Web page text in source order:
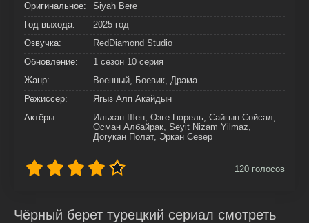
Оригинальное:
Siyah Bere
Год выхода:
2025 год
Озвучка:
RedDiamond Studio
Обновление:
1 сезон 10 серия
Жанр:
Военный, Боевик, Драма
Режиссер:
Ягыз Алп Акайдын
Актёры:
Ильхан Шен, Озге Гюрель, Сайгын Сойсал,
Осман Албайрак, Seyit Nizam Yilmaz,
Догукан Полат, Эркан Север
120 голосов
Чёрный берет турецкий сериал смотреть